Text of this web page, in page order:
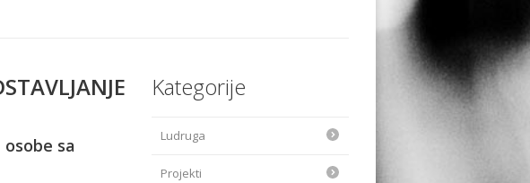
sa
Kategorije
Ludruga
Projekti